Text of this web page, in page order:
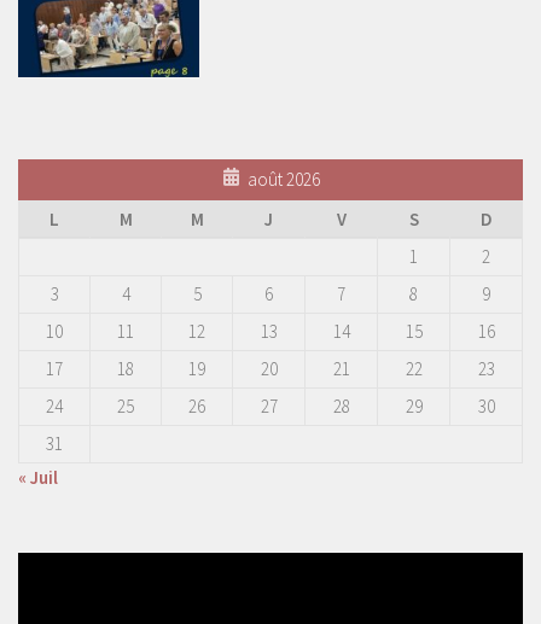
août 2026
L
M M J V S
D
1
2
3
4 5 6 7 8
9
10
11 12 13 14 15
16
17
18 19 20 21 22
23
24
25 26 27 28 29
30
31
« Juil